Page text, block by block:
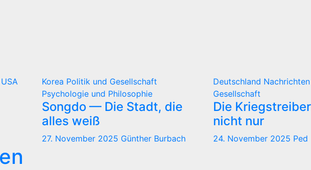
USA Korea Politik und Gesellschaft
Psychologie und Philosophie
Songdo — Die Stadt, die
alles weiß
27. November 2025 Günther Burbach
Deutschland Nachrichten
Gesellschaft
Die
nicht nur
24. November 2025 Ped